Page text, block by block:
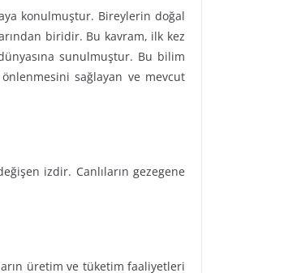
konulmuştur. Bireylerin doğal
biridir. Bu kavram, ilk kez
sunulmuştur. Bu bilim
önlenmesini sağlayan ve mevcut
izdir. Canlıların gezegene
üretim ve tüketim faaliyetleri